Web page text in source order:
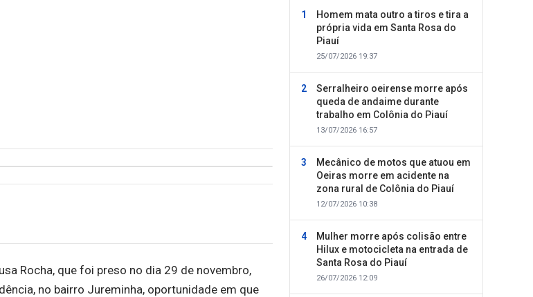
Rocha, que foi preso no dia 29 de novembro,
no bairro Jureminha, oportunidade em que
Homem mata outro a tiros e tira a
própria vida em Santa Rosa do
Piauí
25/07/2026 19:37
Serralheiro oeirense morre após
queda de andaime durante
trabalho em Colônia do Piauí
13/07/2026 16:57
Mecânico de motos que atuou em
Oeiras morre em acidente na
zona rural de Colônia do Piauí
12/07/2026 10:38
Mulher morre após colisão entre
Hilux e motocicleta na entrada de
Santa Rosa do Piauí
26/07/2026 12:09